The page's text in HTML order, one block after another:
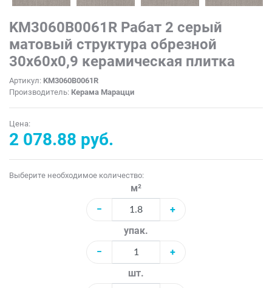
KM3060B0061R Рабат 2 серый
матовый структура обрезной
30x60x0,9 керамическая плитка
Артикул: KM3060B0061R
Производитель: Керама Марацци
Цена:
2 078.88 руб.
Выберите необходимое количество:
м²
−
+
упак.
−
+
шт.